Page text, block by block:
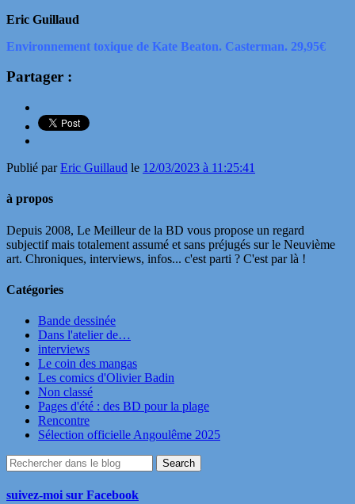
Eric Guillaud
Environnement toxique de Kate Beaton. Casterman. 29,95€
Partager :
Publié parEric Guillaud le 12/03/2023 à 11:25:41
à propos
Depuis 2008, Le Meilleur de la BD vous propose un regard
subjectif mais totalement assumé et sans préjugés sur le Neuvième
art. Chroniques, interviews, infos... c'est parti ? C'est par là !
Catégories
Bande dessinée
Dans l'atelier de…
interviews
Le coin des mangas
Les comics d'Olivier Badin
Non classé
Pages d'été : des BD pour la plage
Rencontre
Sélection officielle Angoulême 2025
suivez-moi sur Facebook